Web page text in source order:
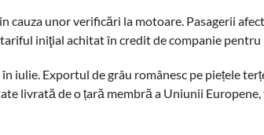
cauza unor verificări la motoare. Pasagerii
iniţial achitat în credit de companie
iulie. Exportul de grâu românesc pe piețele
livrată de o țară membră a Uniunii